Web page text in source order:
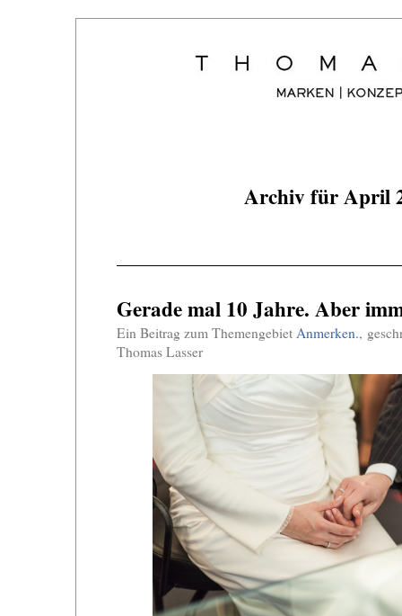
Archiv für April
Gerade mal 10 Jahre. Aber
Ein Beitrag zum ThemengebietAnmerken.,
Thomas Lasser